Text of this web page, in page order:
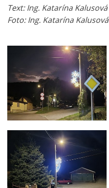
Text: Ing. Katarína Kalusová
Foto: Ing. Katarína Kalusová